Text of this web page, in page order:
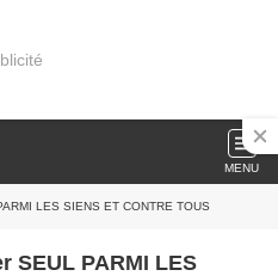
MENU
LES SIENS ET CONTRE TOUS
SEUL PARMI LES